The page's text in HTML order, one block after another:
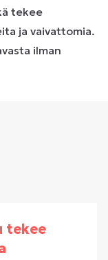
tekee
ja vaivattomia.
ilman
tekee